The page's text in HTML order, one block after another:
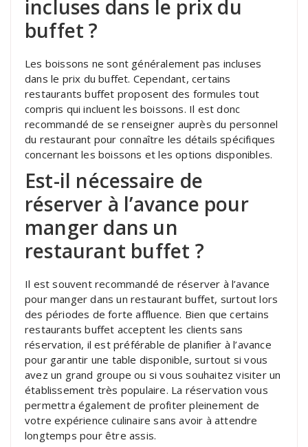
incluses dans le prix du
buffet ?
Les boissons ne sont généralement pas incluses
dans le prix du buffet. Cependant, certains
restaurants buffet proposent des formules tout
compris qui incluent les boissons. Il est donc
recommandé de se renseigner auprès du personnel
du restaurant pour connaître les détails spécifiques
concernant les boissons et les options disponibles.
Est-il nécessaire de
réserver à l’avance pour
manger dans un
restaurant buffet ?
Il est souvent recommandé de réserver à l’avance
pour manger dans un restaurant buffet, surtout lors
des périodes de forte affluence. Bien que certains
restaurants buffet acceptent les clients sans
réservation, il est préférable de planifier à l’avance
pour garantir une table disponible, surtout si vous
avez un grand groupe ou si vous souhaitez visiter un
établissement très populaire. La réservation vous
permettra également de profiter pleinement de
votre expérience culinaire sans avoir à attendre
longtemps pour être assis.